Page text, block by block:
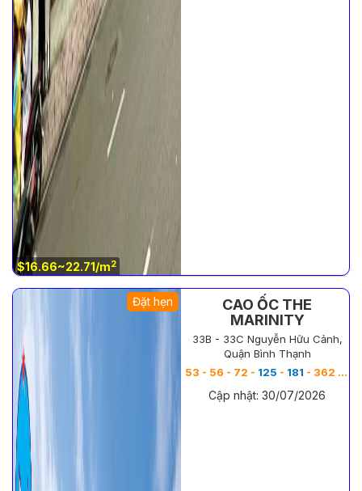
$16.66~22.71/m2
Đặt hẹn
CAO ỐC THE
MARINITY
33B - 33C Nguyễn Hữu Cảnh,
Quận Bình Thạnh
53 - 56 - 72 - 125 - 181 - 362 m
Cập nhật: 30/07/2026